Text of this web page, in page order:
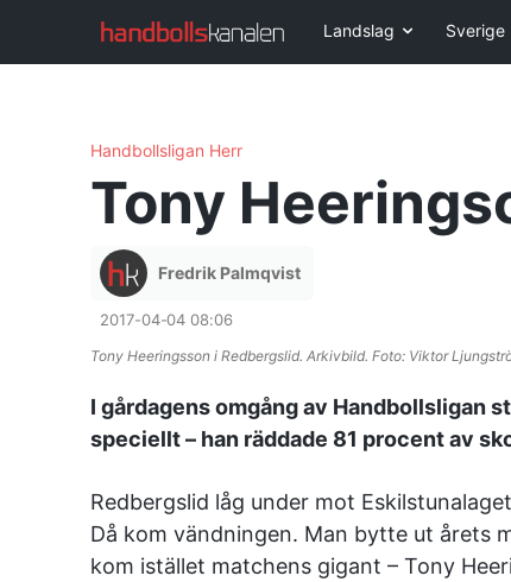
Landslag Sverige
Handbollsligan Herr
Tony
Fredrik Palmqvist
2017-04-04 08:06
Tony Heeringsson i Redbergslid. Arkivbild. Foto: Viktor
I gårdagens omgång av Handbollsligan
speciellt – han räddade 81 procent av
Redbergslid låg under mot
Då kom vändningen. Man bytte ut årets
kom istället matchens gigant – Tony